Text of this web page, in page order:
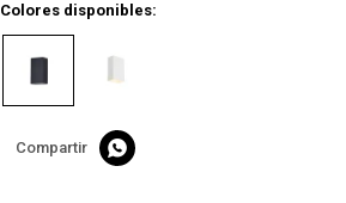
Colores disponibles:
